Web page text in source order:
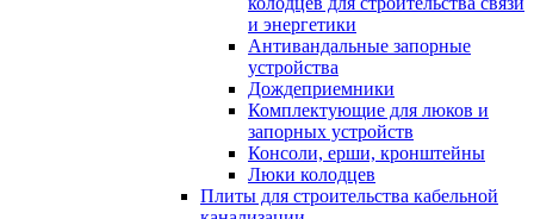
и энергетики
Антивандальные запорные
устройства
Дождеприемники
Комплектующие для люков и
запорных устройств
Консоли, ерши, кронштейны
Люки колодцев
Плиты для строительства кабельной